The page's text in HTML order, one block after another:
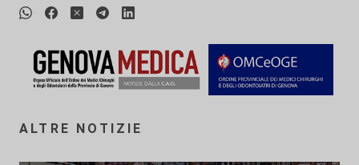
ALTRE NOTIZIE